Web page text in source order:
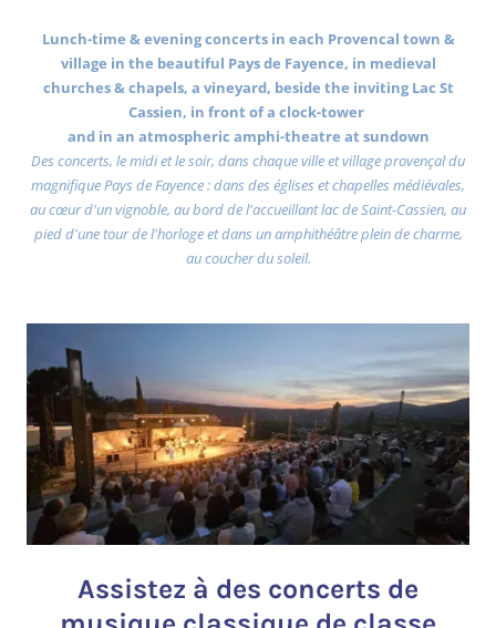
Lunch-time & evening concerts in each Provencal town &
village in the beautiful Pays de Fayence, in medieval
churches & chapels, a vineyard, beside the inviting Lac St
Cassien, in front of a clock-tower
and in an atmospheric amphi-theatre at sundown
Des concerts, le midi et le soir, dans chaque ville et village provençal du
magnifique Pays de Fayence : dans des églises et chapelles médiévales,
au cœur d'un vignoble, au bord de l'accueillant lac de Saint-Cassien, au
pied d'une tour de l'horloge et dans un amphithéâtre plein de charme,
au coucher du soleil.
Assistez à des concerts de